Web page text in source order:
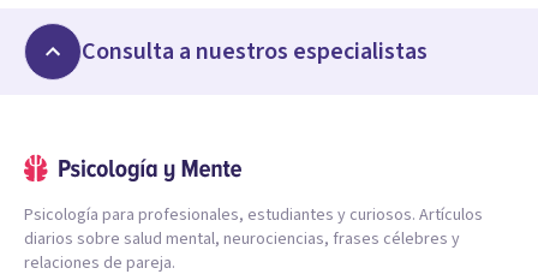
Consulta a nuestros especialistas
Psicología para profesionales, estudiantes y curiosos. Artículos
diarios sobre salud mental, neurociencias, frases célebres y
relaciones de pareja.